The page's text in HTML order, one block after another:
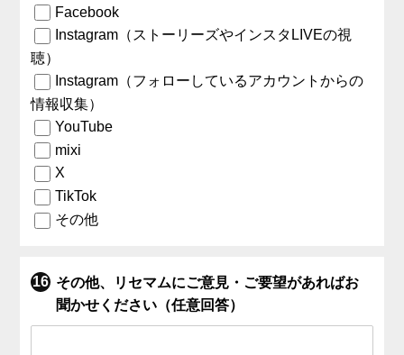
Facebook
Instagram（ストーリーズやインスタLIVEの視
聴）
Instagram（フォローしているアカウントからの
情報収集）
YouTube
mixi
X
TikTok
その他
その他、リセマムにご意見・ご要望があればお
聞かせください（任意回答）